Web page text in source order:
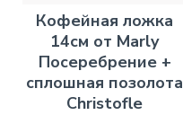
Кофейная ложка
14см от Marly
Посеребрение +
сплошная позолота
Christofle